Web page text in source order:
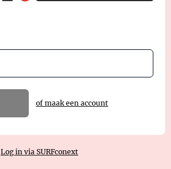
of maak een account
Log in via SURFconext